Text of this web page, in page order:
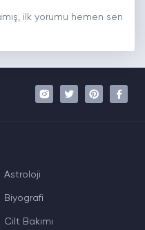
ilk yorumu hemen sen
Astroloji
Biyografi
Cilt Bakımı